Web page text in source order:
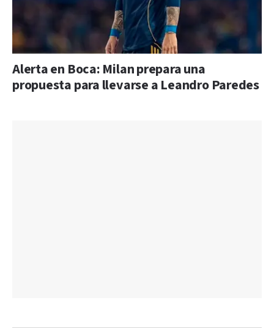
Alerta en Boca: Milan prepara una
propuesta para llevarse a Leandro Paredes